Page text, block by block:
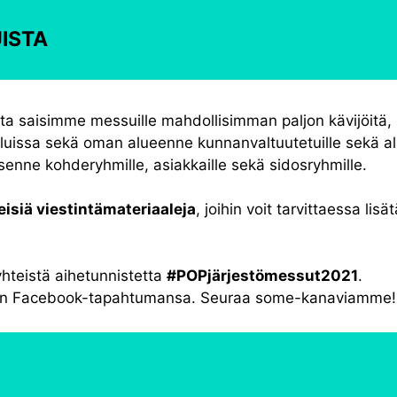
saisimme messuille mahdollisimman paljon
sekä oman alueenne kunnanvaltuutetuille sekä
kohderyhmille, asiakkaille sekä sidosryhmille.
viestintämateriaaleja, joihin voit tarvittaessa
aihetunnistetta #POPjärjestömessut2021.
Facebook-tapahtumansa. Seuraa some-kanaviamme!